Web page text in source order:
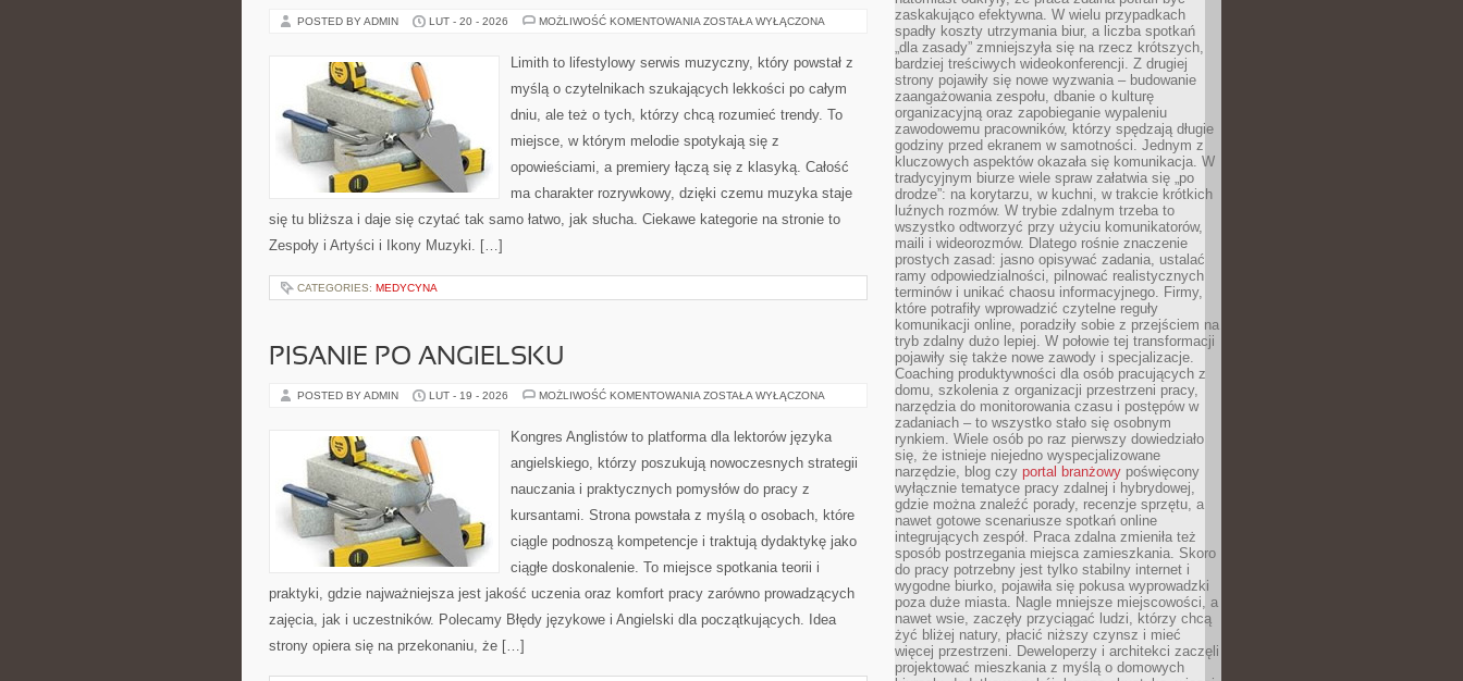
POSTED BY ADMIN LUT - 20 - 2026 MOŻLIWOŚĆ KOMENTOWANIA IKONY
ZOSTAŁA WYŁĄCZONA
Limith to lifestylowy serwis muzyczny, który powstał z
myślą o czytelnikach szukających lekkości po całym
dniu, ale też o tych, którzy chcą rozumieć trendy. To
miejsce, w którym melodie spotykają się z
opowieściami, a premiery łączą się z klasyką. Całość
ma charakter rozrywkowy, dzięki czemu muzyka staje
się tu bliższa i daje się czytać tak samo łatwo, jak słucha. Ciekawe kategorie na stronie to
Zespoły i Artyści i Ikony Muzyki. […]
CATEGORIES: MEDYCYNA
PISANIE PO ANGIELSKU
POSTED BY ADMIN LUT - 19 - 2026 MOŻLIWOŚĆ KOMENTOWANIA PISANIE
ZOSTAŁA WYŁĄCZONA
Kongres Anglistów to platforma dla lektorów języka
angielskiego, którzy poszukują nowoczesnych strategii
nauczania i praktycznych pomysłów do pracy z
kursantami. Strona powstała z myślą o osobach, które
ciągle podnoszą kompetencje i traktują dydaktykę jako
ciągłe doskonalenie. To miejsce spotkania teorii i
praktyki, gdzie najważniejsza jest jakość uczenia oraz komfort pracy zarówno prowadzących
zajęcia, jak i uczestników. Polecamy Błędy językowe i Angielski dla początkujących. Idea
strony opiera się na przekonaniu, że […]
zaskakująco efektywna. W wielu przypadkach
spadły koszty utrzymania biur, a liczba spotkań
„dla zasady” zmniejszyła się na rzecz krótszych,
bardziej treściwych wideokonferencji. Z drugiej
strony pojawiły się nowe wyzwania – budowanie
zaangażowania zespołu, dbanie o kulturę
organizacyjną oraz zapobieganie wypaleniu
zawodowemu pracowników, którzy spędzają długie
godziny przed ekranem w samotności. Jednym z
kluczowych aspektów okazała się komunikacja. W
tradycyjnym biurze wiele spraw załatwia się „po
drodze”: na korytarzu, w kuchni, w trakcie krótkich
luźnych rozmów. W trybie zdalnym trzeba to
wszystko odtworzyć przy użyciu komunikatorów,
maili i wideorozmów. Dlatego rośnie znaczenie
prostych zasad: jasno opisywać zadania, ustalać
ramy odpowiedzialności, pilnować realistycznych
terminów i unikać chaosu informacyjnego. Firmy,
które potrafiły wprowadzić czytelne reguły
komunikacji online, poradziły sobie z przejściem na
tryb zdalny dużo lepiej. W połowie tej transformacji
pojawiły się także nowe zawody i specjalizacje.
Coaching produktywności dla osób pracujących z
domu, szkolenia z organizacji przestrzeni pracy,
narzędzia do monitorowania czasu i postępów w
zadaniach – to wszystko stało się osobnym
rynkiem. Wiele osób po raz pierwszy dowiedziało
się, że istnieje niejedno wyspecjalizowane
narzędzie, blog czy portal branżowy poświęcony
wyłącznie tematyce pracy zdalnej i hybrydowej,
gdzie można znaleźć porady, recenzje sprzętu, a
nawet gotowe scenariusze spotkań online
integrujących zespół. Praca zdalna zmieniła też
sposób postrzegania miejsca zamieszkania. Skoro
do pracy potrzebny jest tylko stabilny internet i
wygodne biurko, pojawiła się pokusa wyprowadzki
poza duże miasta. Nagle mniejsze miejscowości, a
nawet wsie, zaczęły przyciągać ludzi, którzy chcą
żyć bliżej natury, płacić niższy czynsz i mieć
więcej przestrzeni. Deweloperzy i architekci zaczęli
projektować mieszkania z myślą o domowych